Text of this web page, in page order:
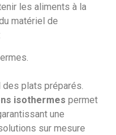
les aliments à la
matériel de
des plats préparés.
isothermes permet
une
sur mesure